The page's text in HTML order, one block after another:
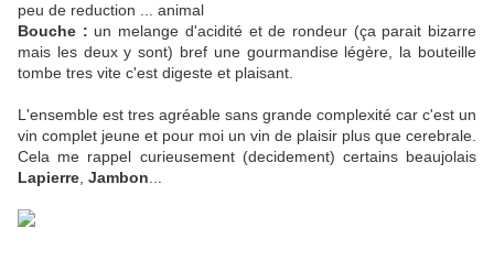
peu de reduction ... animal
Bouche : un melange d'acidité et de rondeur (ça parait bizarre
mais les deux y sont) bref une gourmandise légère, la bouteille
tombe tres vite c'est digeste et plaisant.
L'ensemble est tres agréable sans grande complexité car c'est un
vin complet jeune et pour moi un vin de plaisir plus que cerebrale.
Cela me rappel curieusement (decidement) certains beaujolais
Lapierre Jambon